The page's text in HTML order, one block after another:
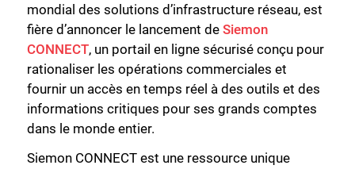
mondial des solutions d’infrastructure réseau, est
fière d’annoncer le lancement de Siemon
CONNECT, un portail en ligne sécurisé conçu pour
rationaliser les opérations commerciales et
fournir un accès en temps réel à des outils et des
informations critiques pour ses grands comptes
dans le monde entier.
Siemon CONNECT est une ressource unique